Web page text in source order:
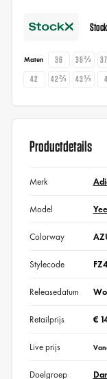
Maten 36 36⅔
42
42⅔ 43⅓
Productdetails
Merk
Model
Colorway
Stylecode
Releasedatum
Retailprijs €
Live prijs
Doelgroep